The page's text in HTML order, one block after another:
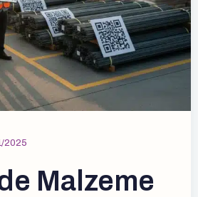
2025
Malzeme